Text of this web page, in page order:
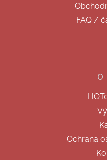
FAQ /
Ochrana